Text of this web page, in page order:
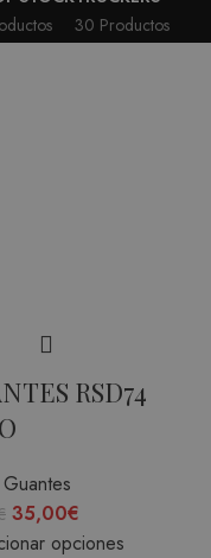
30 Productos
RSD74
Guantes
35,00€
opciones